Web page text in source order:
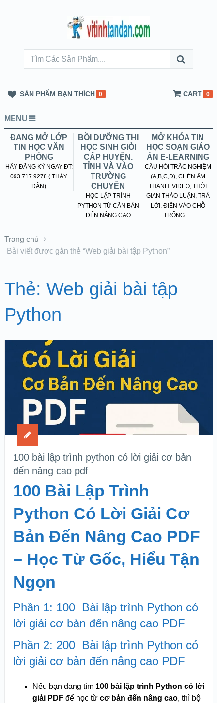
SẢN PHẨM BẠN THÍCH 0 CART 0
MENU
ĐANG MỞ LỚP
TIN HỌC VĂN
PHÒNG
HÃY ĐĂNG KÝ NGAY ĐT:
093.717.9278 ( THẦY
DÂN)
BỒI DƯỠNG THI
HỌC SINH GIỎI
CẤP HUYỆN,
TỈNH VÀ VÀO
TRƯỜNG
CHUYÊN
HỌC LẬP TRÌNH
PYTHON TỪ CĂN BẢN
ĐẾN NÂNG CAO
MỞ KHÓA TIN
HỌC SOẠN GIÁO
ÁN E-LEARNING
CÂU HỎI TRẮC NGHIỆM
(A,B,C,D), CHÈN ÂM
THANH, VIDEO, THỜI
GIAN THẢO LUẬN, TRẢ
LỜI, ĐIỀN VÀO CHỖ
TRỐNG.....
Trang chủ
Bài viết được gắn thẻ “Web giải bài tập Python”
Thẻ: Web giải bài tập
Python
100 bài lập trình python có lời giải cơ bản
đến nâng cao pdf
100 Bài Lập Trình
Python Có Lời Giải Cơ
Bản Đến Nâng Cao PDF
– Học Từ Gốc, Hiểu Tận
Ngọn
Phần 1: 100 Bài lập trình Python có
lời giải cơ bản đến nâng cao PDF
Phần 2: 200 Bài lập trình Python có
lời giải cơ bản đến nâng cao PDF
Nếu bạn đang tìm 100 bài lập trình Python có lời
giải PDFđể học từ cơ bản đến nâng cao, thì bộ